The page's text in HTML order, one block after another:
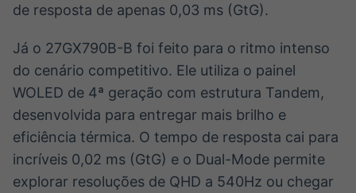
de resposta de apenas 0,03 ms (GtG).
Já o 27GX790B-B foi feito para o ritmo intenso
do cenário competitivo. Ele utiliza o painel
WOLED de 4ª geração com estrutura Tandem,
desenvolvida para entregar mais brilho e
eficiência térmica. O tempo de resposta cai para
incríveis 0,02 ms (GtG) e o Dual-Mode permite
explorar resoluções de QHD a 540Hz ou chegar